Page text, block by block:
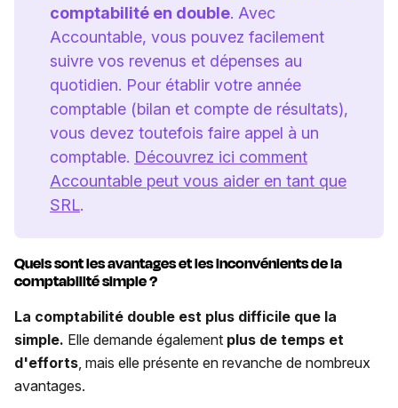
comptabilité en double. Avec
Accountable, vous pouvez facilement
suivre vos revenus et dépenses au
quotidien. Pour établir votre année
comptable (bilan et compte de résultats),
vous devez toutefois faire appel à un
comptable. Découvrez ici comment
Accountable peut vous aider en tant que
SRL.
Quels sont les avantages et les inconvénients de la
comptabilité simple ?
La comptabilité double est plus difficile que la
simple. Elle demande également plus de temps et
d'efforts, mais elle présente en revanche de nombreux
avantages.